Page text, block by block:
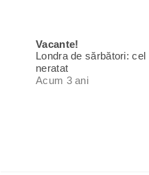
Vacante!
Londra de sărbători:
neratat
Acum 3 ani